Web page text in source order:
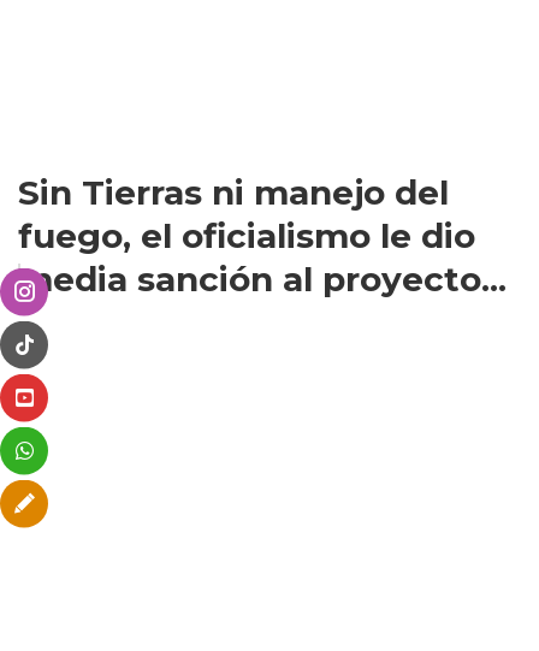
Sin Tierras ni manejo del
fuego, el oficialismo le dio
media sanción al proyecto...